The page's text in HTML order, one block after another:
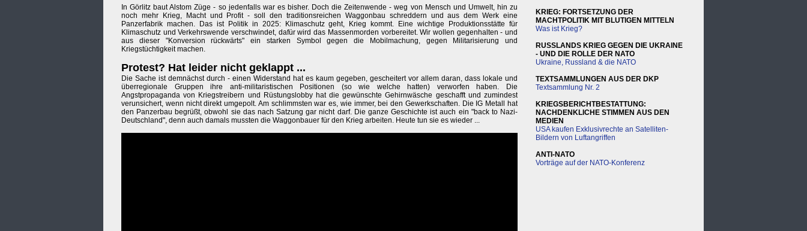
In Görlitz baut Alstom Züge - so jedenfalls war es bisher. Doch die Zeitenwende - weg von Mensch und Umwelt, hin zu
noch mehr Krieg, Macht und Profit - soll den traditionsreichen Waggonbau schreddern und aus dem Werk eine
Panzerfabrik machen. Das ist Politik in 2025: Klimaschutz geht, Krieg kommt. Eine wichtige Produktionsstätte für
Klimaschutz und Verkehrswende verschwindet, dafür wird das Massenmorden vorbereitet. Wir wollen gegenhalten - und
aus dieser "Konversion rückwärts" ein starken Symbol gegen die Mobilmachung, gegen Militarisierung und
Kriegstüchtigkeit machen.
Protest? Hat leider nicht geklappt ...
Die Sache ist demnächst durch - einen Widerstand hat es kaum gegeben, gescheitert vor allem daran, dass lokale und
überregionale Gruppen ihre anti-militaristischen Positionen (so wie welche hatten) verworfen haben. Die
Angstpropaganda von Kriegstreibern und Rüstungslobby hat die gewünschte Gehirnwäsche geschafft und zumindest
verunsichert, wenn nicht direkt umgepolt. Am schlimmsten war es, wie immer, bei den Gewerkschaften. Die IG Metall hat
den Panzerbau begrüßt, obwohl sie das nach Satzung gar nicht darf. Die ganze Geschichte ist auch ein "back to Nazi-
Deutschland", denn auch damals mussten die Waggonbauer für den Krieg arbeiten. Heute tun sie es wieder ...
KRIEG: FORTSETZUNG DER
MACHTPOLITIK MIT BLUTIGEN MITTELN
Was ist Krieg?
RUSSLANDS KRIEG GEGEN DIE UKRAINE
- UND DIE ROLLE DER NATO
Ukraine, Russland & die NATO
TEXTSAMMLUNGEN AUS DER DKP
Textsammlung Nr. 2
KRIEGSBERICHTBESTATTUNG:
NACHDENKLICHE STIMMEN AUS DEN
MEDIEN
USA kaufen Exklusivrechte an Satelliten-
Bildern von Luftangriffen
ANTI-NATO
Vorträge auf der NATO-Konferenz